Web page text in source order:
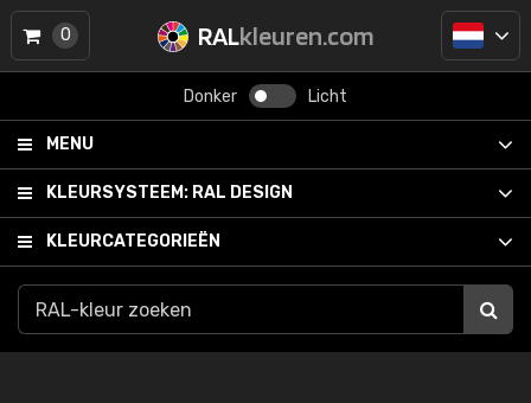
RALkleuren.com
Donker Licht
MENU
KLEURSYSTEEM: RAL DESIGN
KLEURCATEGORIEËN
0